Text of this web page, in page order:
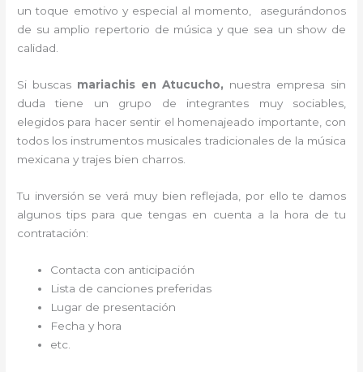
un toque emotivo y especial al momento, asegurándonos
de su amplio repertorio de música y que sea un show de
calidad.
Si buscas mariachis en Atucucho, nuestra empresa sin
duda tiene un grupo de integrantes muy sociables,
elegidos para hacer sentir el homenajeado importante, con
todos los instrumentos musicales tradicionales de la música
mexicana y trajes bien charros.
Tu inversión se verá muy bien reflejada, por ello te damos
algunos tips para que tengas en cuenta a la hora de tu
contratación:
Contacta con anticipación
Lista de canciones preferidas
Lugar de presentación
Fecha y hora
etc.